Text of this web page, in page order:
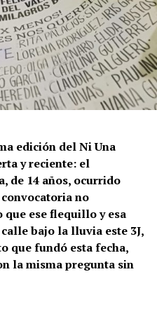
edición del Ni Una
y reciente: el
de 14 años, ocurrido
no
que ese flequillo y esa
bajo la lluvia este 3J,
que fundó esta fecha,
la misma pregunta sin